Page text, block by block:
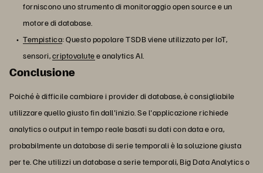
forniscono uno strumento di monitoraggio open source e un
motore di database.
Tempistica: Questo popolare TSDB viene utilizzato per IoT,
sensori,criptovalutee analytics AI.
Conclusione
Poiché è difficile cambiare i provider di database, è consigliabile
utilizzare quello giusto fin dall'inizio. Se l'applicazione richiede
analytics o output in tempo reale basati su dati con data e ora,
probabilmente un database di serie temporali è la soluzione giusta
per te. Che utilizzi un database a serie temporali, Big Data Analytics o